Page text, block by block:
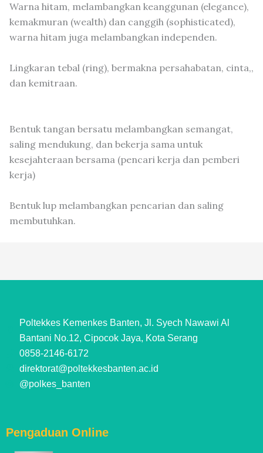
Warna hitam, melambangkan keanggunan (elegance),
kemakmuran (wealth) dan canggih (sophisticated),
warna hitam juga melambangkan independen.
Lingkaran tebal (ring), bermakna persahabatan, cinta,,
dan kemitraan.
Bentuk tangan bersatu melambangkan semangat,
saling mendukung, dan bekerja sama untuk
kesejahteraan bersama (pencari kerja dan pemberi
kerja)
Bentuk lup melambangkan pencarian dan saling
membutuhkan.
Poltekkes Kemenkes Banten, Jl. Syech Nawawi Al
Bantani No.12, Cipocok Jaya, Kota Serang
0858-2146-6172
direktorat@poltekkesbanten.ac.id
@polkes_banten
Pengaduan Online